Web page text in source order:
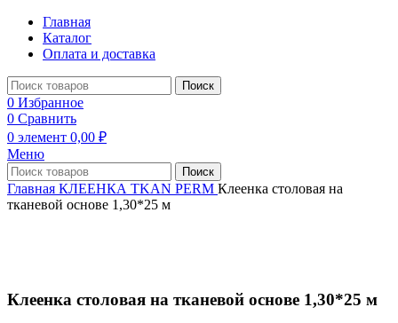
Главная
Каталог
Оплата и доставка
Поиск
0 Избранное
0 Сравнить
0 элемент 0,00 ₽
Меню
Поиск
Главная КЛЕЕНКА TKAN PERM Клеенка столовая на
тканевой основе 1,30*25 м
Клеенка столовая на тканевой основе 1,30*25 м